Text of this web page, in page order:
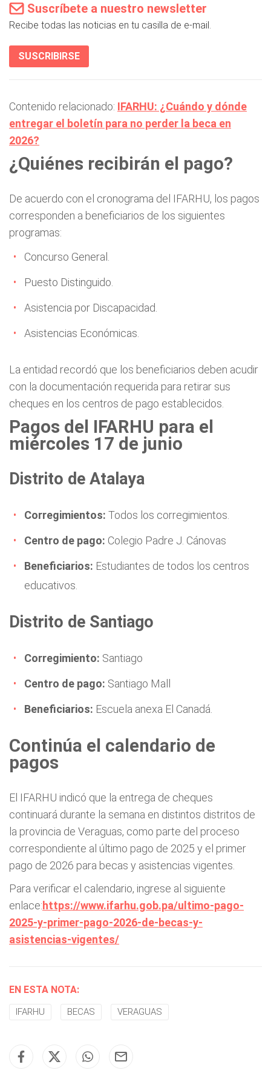
Suscríbete a nuestro newsletter
Recibe todas las noticias en tu casilla de e-mail.
SUSCRIBIRSE
Contenido relacionado: IFARHU: ¿Cuándo y dónde
entregar el boletín para no perder la beca en
2026?
¿Quiénes recibirán el pago?
De acuerdo con el cronograma del IFARHU, los pagos
corresponden a beneficiarios de los siguientes
programas:
Concurso General.
Puesto Distinguido.
Asistencia por Discapacidad.
Asistencias Económicas.
La entidad recordó que los beneficiarios deben acudir
con la documentación requerida para retirar sus
cheques en los centros de pago establecidos.
Pagos del IFARHU para el
miércoles 17 de junio
Distrito de Atalaya
Corregimientos: Todos los corregimientos.
Centro de pago: Colegio Padre J. Cánovas
Beneficiarios: Estudiantes de todos los centros
educativos.
Distrito de Santiago
Corregimiento: Santiago
Centro de pago: Santiago Mall
Beneficiarios: Escuela anexa El Canadá.
Continúa el calendario de
pagos
El IFARHU indicó que la entrega de cheques
continuará durante la semana en distintos distritos de
la provincia de Veraguas, como parte del proceso
correspondiente al último pago de 2025 y el primer
pago de 2026 para becas y asistencias vigentes.
Para verificar el calendario, ingrese al siguiente
enlace:https://www.ifarhu.gob.pa/ultimo-pago-
2025-y-primer-pago-2026-de-becas-y-
asistencias-vigentes/
EN ESTA NOTA:
IFARHU BECAS VERAGUAS